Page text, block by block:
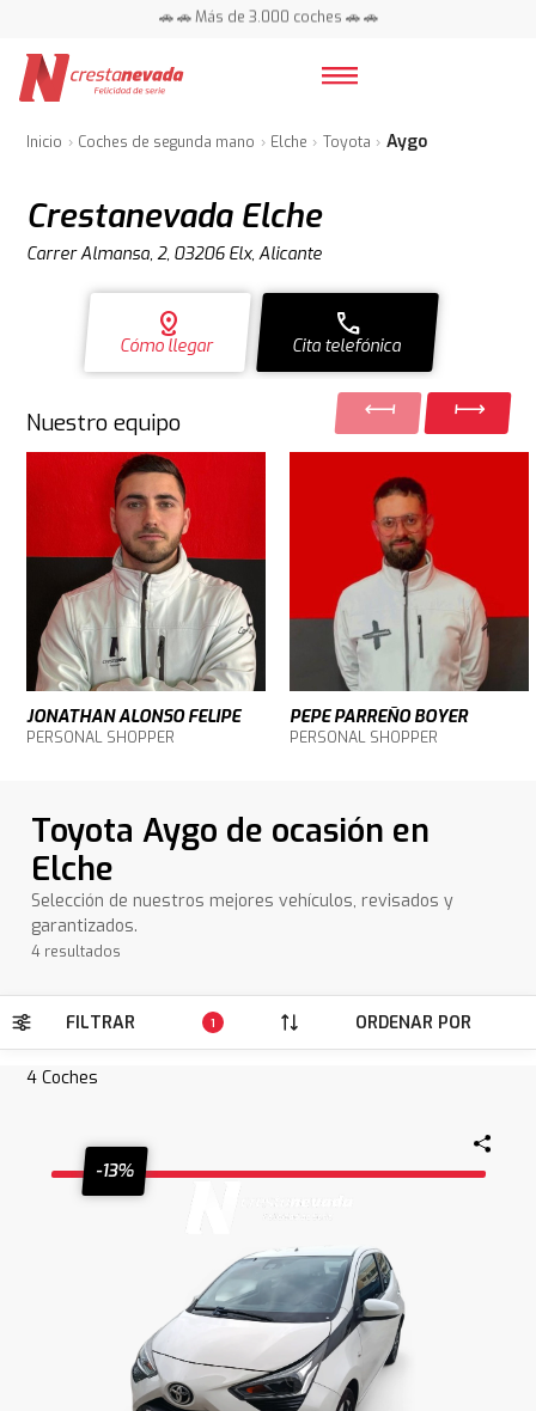
🚗 🚗 Más de 3.000 coches 🚗 🚗
Inicio Coches de segunda mano Elche Toyota Aygo
Crestanevada Elche
Carrer Almansa, 2, 03206 Elx, Alicante
distance
Cómo llegar
call
Cita telefónica
Nuestro equipo
JONATHAN ALONSO FELIPE
PERSONAL SHOPPER
PEPE PARREÑO BOYER
PERSONAL SHOPPER
Toyota Aygo de ocasión en
Elche
Selección de nuestros mejores vehículos, revisados y
garantizados.
4 resultados
FILTRAR 1 ORDENAR POR
4 Coches
-13%